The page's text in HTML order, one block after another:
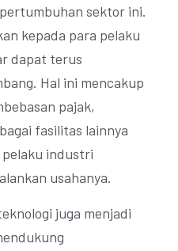
sektor ini.
kepada para pelaku
dapat terus
Hal ini mencakup
pajak,
fasilitas lainnya
industri
usahanya.
juga menjadi